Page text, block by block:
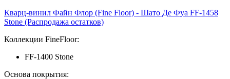
Кварц-винил Файн Флор (Fine Floor) - Шато Де Фуа FF-1458
Stone (Распродажа остатков)
Коллекции FineFloor:
FF-1400 Stone
Основа покрытия: